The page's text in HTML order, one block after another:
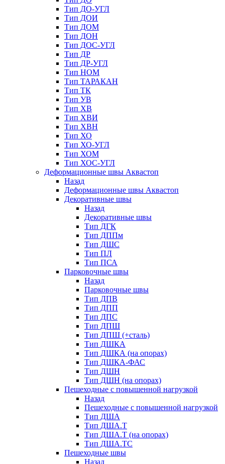
Тип ДО-УГЛ
Тип ДОИ
Тип ДОМ
Тип ДОН
Тип ДОС-УГЛ
Тип ДР
Тип ДР-УГЛ
Тип НОМ
Тип ТАРАКАН
Тип ТК
Тип УВ
Тип ХВ
Тип ХВИ
Тип ХВН
Тип ХО
Тип ХО-УГЛ
Тип ХОМ
Тип ХОС-УГЛ
Деформационные швы Аквастоп
Назад
Деформационные швы Аквастоп
Декоративные швы
Назад
Декоративные швы
Тип ДГК
Тип ДППм
Тип ДШС
Тип ПЛ
Тип ПСА
Парковочные швы
Назад
Парковочные швы
Тип ДПВ
Тип ДПП
Тип ДПС
Тип ДПШ
Тип ДПШ (+сталь)
Тип ДШКА
Тип ДШКА (на опорах)
Тип ДШКА-ФАС
Тип ДШН
Тип ДШН (на опорах)
Пешеходные с повышенной нагрузкой
Назад
Пешеходные с повышенной нагрузкой
Тип ДША
Тип ДША.Т
Тип ДША.Т (на опорах)
Тип ДША.ТС
Пешеходные швы
Назад